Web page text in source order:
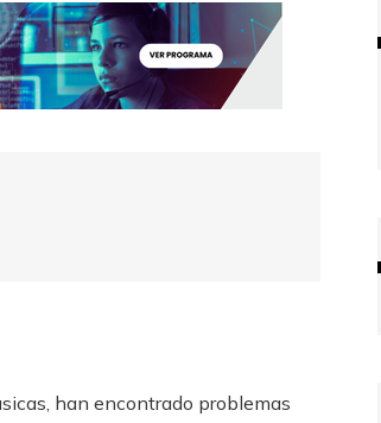
han encontrado problemas